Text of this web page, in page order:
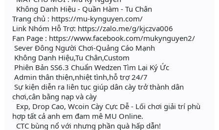
Không Danh Hiệu - Quần Hàm - Tu Chân
Trang chủ : https://mu-kynguyen.com/
Link Nhóm Hỗ Trợ: https://zalo.me/g/kjczva006
Fan Page : https://www.facebook.com/mukynguyen2/
Sever Đông Người Chơi-Quảng Cáo Mạnh
Không Danh Hiệu,Tu Chân,Custom
Phiên Bản SS6.3 Chuẩn Wedzen Tìm Lại Ký Ức
Admin thân thiện,nhiệt tình,hỗ trợ 24/7
Sự kiện diễn ra liên tục giúp dân cày trở thành dân
chơi,cân bằng nạp và cày
Exp, Drop Cao, Wcoin Cày Cực Dễ - Lối chơi giải trí phù
hợp tất cả anh em đam mê MU Online.
CTC bùng nổ với nhưng phần quà hấp dẫn!